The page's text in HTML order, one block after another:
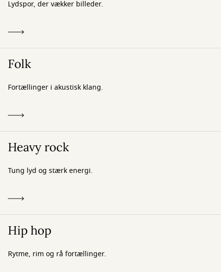
Lydspor, der vækker billeder.
Folk
Fortællinger i akustisk klang.
Heavy rock
Tung lyd og stærk energi.
Hip hop
Rytme, rim og rå fortællinger.